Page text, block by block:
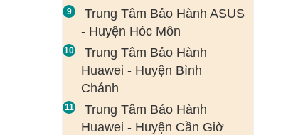
Trung Tâm Bảo Hành ASUS
- Huyện Hóc Môn
Trung Tâm Bảo Hành
Huawei - Huyện Bình
Chánh
Trung Tâm Bảo Hành
Huawei - Huyện Cần Giờ